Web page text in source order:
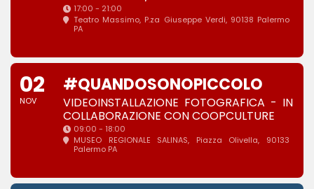
17:00 - 21:00
Teatro Massimo, P.za Giuseppe Verdi, 90138 Palermo
PA
02
NOV
#QUANDOSONOPICCOLO
VIDEOINSTALLAZIONE FOTOGRAFICA - IN
COLLABORAZIONE CON COOPCULTURE
09:00 - 18:00
MUSEO REGIONALE SALINAS, Piazza Olivella, 90133
Palermo PA